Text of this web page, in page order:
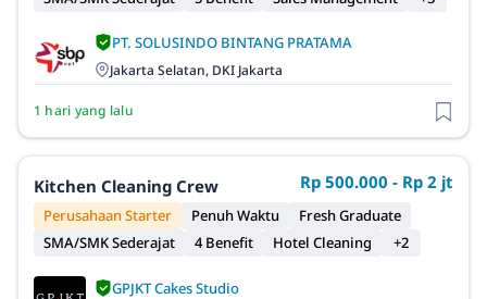
PT. SOLUSINDO BINTANG PRATAMA
Jakarta Selatan, DKI Jakarta
1 hari yang lalu
Kitchen Cleaning Crew Rp 500.000 - Rp 2 jt
Perusahaan Starter Penuh Waktu
Fresh Graduate
SMA/SMK Sederajat
4 Benefit Hotel Cleaning +2
GPJKT Cakes Studio